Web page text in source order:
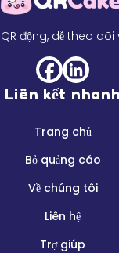
động, dễ theo dõi
Liên kết nhanh
Trang chủ
Bỏ quảng cáo
Về chúng tôi
Liên hệ
Trợ giúp